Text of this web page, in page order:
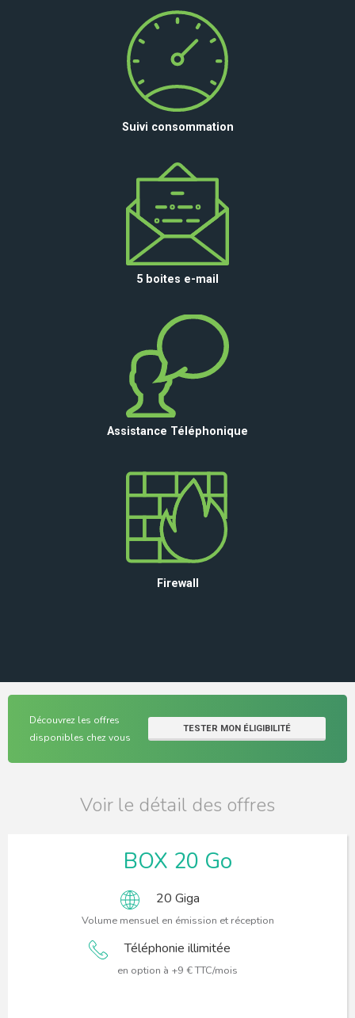
Suivi consommation
5 boites e-mail
Assistance Téléphonique
Firewall
Découvrez les offres
disponibles chez vous
TESTER MON ÉLIGIBILITÉ
Voir le détail des offres
BOX 20 Go
20 Giga
Volume mensuel en émission et réception
Téléphonie illimitée
en option à +9 € TTC/mois